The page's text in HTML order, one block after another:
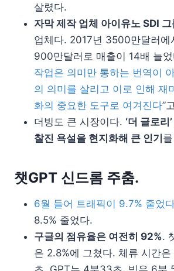
살렸다.
자막 제작 업체 아이유노 SDI
업체다. 2017년 3500만달러에
900만달러로 매출이 14배 늘었
작업은 의미만 통하는 번역이
의 의미를 살리고 이로 인해 재
화의 중요한 도구로 여겨진다”
더빙도 큰 시장이다. ‘더 글로리
찰진 욕설을 현지화해 큰 인기
챗GPT 신드롬 주춤.
6월 들어 트래픽이 9.7% 줄었
8.5% 줄었다.
구글의 점유율은 여전히 92%.
은 2.8%에 그쳤다. 체류 시간